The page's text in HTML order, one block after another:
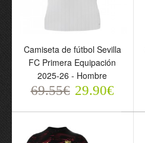
Camiseta de fútbol Sevilla
FC Primera Equipación
2025-26 - Hombre
69.55€ 29.90€
Camiseta de fútbol Sevilla
FC Primera Equipación
2025-26 - Hombre
69.55€ 29.90€